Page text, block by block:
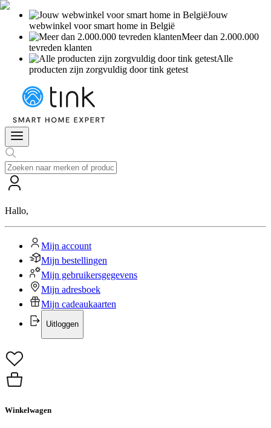
Jouw
webwinkel voor smart home in België
Meer dan 2.000.000
tevreden klanten
Alle
producten zijn zorgvuldig door tink getest
Hallo,
Mijn account
Mijn bestellingen
Mijn gebruikersgegevens
Mijn adresboek
Mijn cadeaukaarten
Uitloggen
Winkelwagen